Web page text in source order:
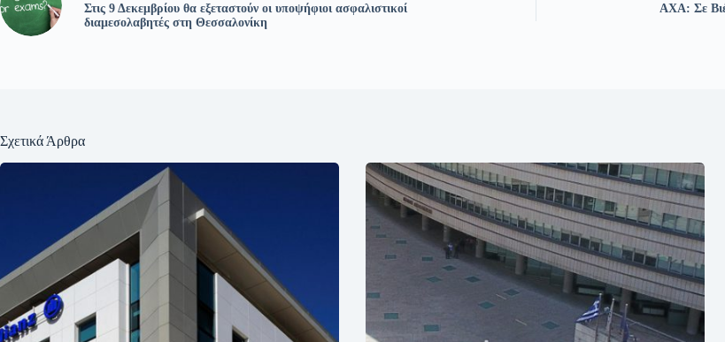
Στις 9 Δεκεμβρίου θα εξεταστούν οι υποψήφιοι ασφαλιστικοί
διαμεσολαβητές στη Θεσσαλονίκη
ΑΧΑ: Σε
Σχετικά Άρθρα